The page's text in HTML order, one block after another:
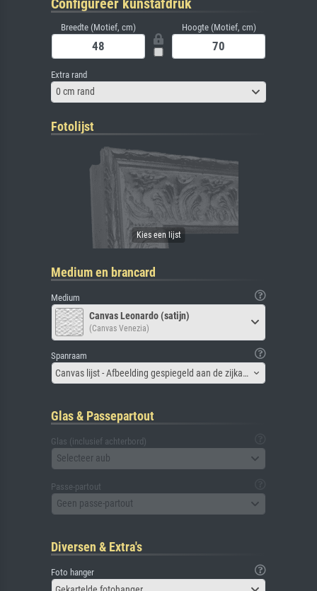
Breedte (Motief, cm) Hoogte (Motief, cm)
Extra rand
0 cm rand
Fotolijst
Medium en brancard
Medium
Canvas Leonardo (satijn)
(Canvas Venezia)
Spanraam
Canvas lijst - Afbeelding gespiegeld aan de zijkant
Glas & Passepartout
Glas (inclusief achterbord)
Selecteer aub
Passe-partout
Geen passe-partout
Diversen & Extra's
Foto hanger